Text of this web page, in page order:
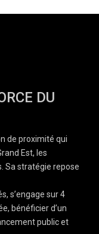
DU
de proximité qui
Est, les
Sa stratégie repose
s’engage sur 4
bénéficier d’un
public et